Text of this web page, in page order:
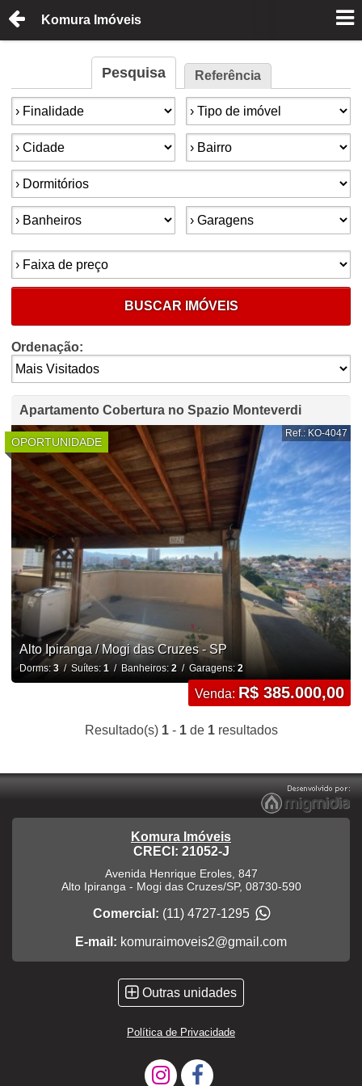
Komura Imóveis
Pesquisa Referência
Finalidade: Tipo de imóvel:
Cidade: Bairro:
Dormitórios:
Banheiros: Garagens:
Faixa de preço:
BUSCAR IMÓVEIS
Ordenação:
Apartamento Cobertura no Spazio Monteverdi
OPORTUNIDADE
Ref.: KO-4047
Alto Ipiranga / Mogi das Cruzes - SP
Dorms: 3/ Suítes: 1/ Banheiros: 2/ Garagens: 2
Venda: R$ 385.000,00
Resultado(s) 1- 1de 1resultados
Komura Imóveis
CRECI: 21052-J
Avenida Henrique Eroles, 847
Alto Ipiranga - Mogi das Cruzes/SP, 08730-590
Comercial: (11) 4727-1295
E-mail: komuraimoveis2@gmail.com
Outras unidades
Política de Privacidade